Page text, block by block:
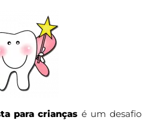
para crianças é um desafio